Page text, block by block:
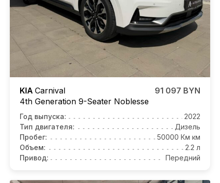
KIA Carnival
4th Generation 9-Seater Noblesse
91 097 BYN
Год выпуска:
2022
Тип двигателя:
Дизель
Пробег:
50000 Км км
Объем:
2.2 л
Привод:
Передний